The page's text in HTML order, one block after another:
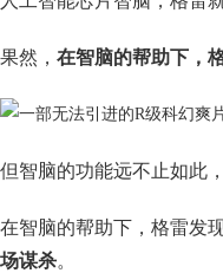
果然， 在智脑的帮助下，
但智脑的功能远不止如此
在智脑的帮助下，格雷发
场谋杀。